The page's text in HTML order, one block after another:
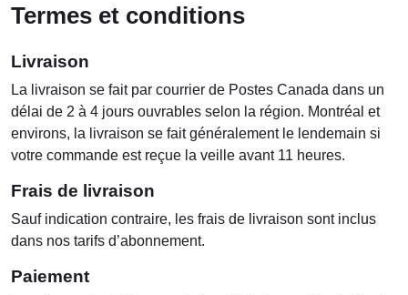
Termes et conditions
Livraison
La livraison se fait par courrier de Postes Canada dans un
délai de 2 à 4 jours ouvrables selon la région. Montréal et
environs, la livraison se fait généralement le lendemain si
votre commande est reçue la veille avant 11 heures.
Frais de livraison
Sauf indication contraire, les frais de livraison sont inclus
dans nos tarifs d’abonnement.
Paiement